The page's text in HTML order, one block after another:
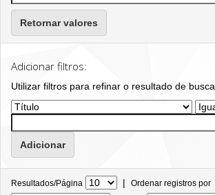
Retornar valores
Adicionar filtros:
Utilizar filtros para refinar o resultado de busca.
Resultados/Página | Ordenar registros por